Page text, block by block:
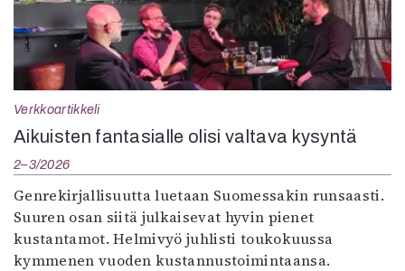
Verkkoartikkeli
Aikuisten fantasialle olisi valtava kysyntä
2–3/2026
Genrekirjallisuutta luetaan Suomessakin runsaasti.
Suuren osan siitä julkaisevat hyvin pienet
kustantamot. Helmivyö juhlisti toukokuussa
kymmenen vuoden kustannustoimintaansa.